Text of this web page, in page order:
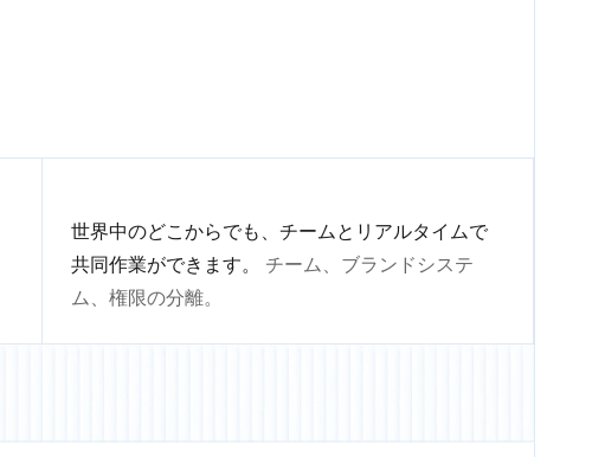
世界中のどこからでも、チームとリアルタイムで
共同作業ができます。
チーム、ブランドシステ
ム、権限の分離。